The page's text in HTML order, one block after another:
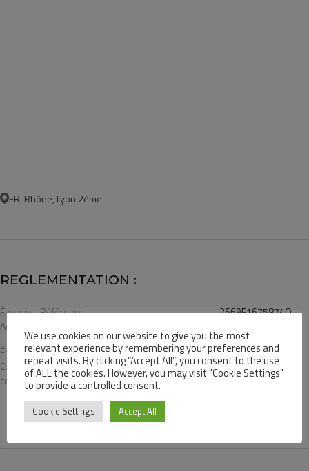
FR, Rhône, Lyon 2ème
REGLEMENTATION :
Énergie - Référence
Ademe
2669E1675874O
Énergie -
Consommation
conventionnelle
209 (kWh/m².year)
We use cookies on our website to give you the most
relevant experience by remembering your preferences and
repeat visits. By clicking “Accept All”, you consent to the use
of ALL the cookies. However, you may visit "Cookie Settings"
to provide a controlled consent.
Cookie Settings Accept All